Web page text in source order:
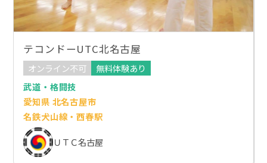
テコンドーUTC北名古屋
オンライン不可
無料体験あり
武道・格闘技
愛知県 北名古屋市
名鉄犬山線・西春駅
ＵＴＣ名古屋